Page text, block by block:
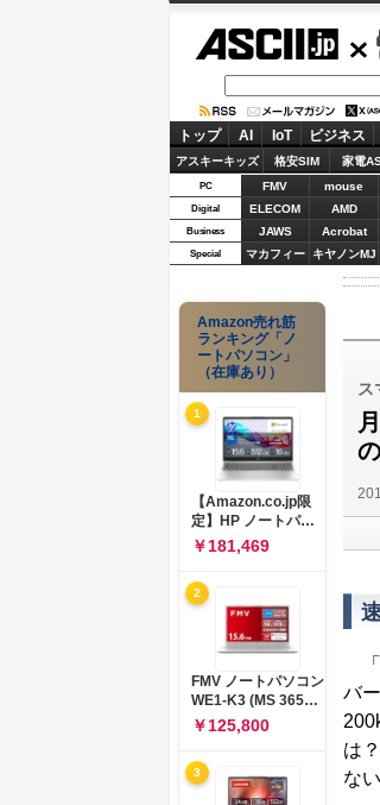
トップ AI IoT ビジネス
アスキーキッズ 格安SIM 家電
PC FMV mouse
Digital ELECOM AMD
Business JAWS Acrobat
Special マカフィー キヤノンMJ
ス
「
バ
は
な
Amazon売れ筋
ランキング「ノ
ートパソコン」
（在庫あり）
1
【Amazon.co.jp限
定】HP ノートパソ
コン 15-fd 15.6イン
チ インテル Core 5
120U メモリ16GB
SSD512GB
Windows 11
Microsoft Office
2024搭載 WPS
Office搭載 カメラシ
ャッター 指紋認証 薄
型 Copilotキー搭載
ナチュラルシルバー
￥181,469
2
FMV ノートパソコン
WE1-K3 (MS 365
Personal/Copilotキ
ー搭載/Win 11/15.6
型/Core
i5/16GB/SSD
512GB/ホワイト)
￥125,800
3